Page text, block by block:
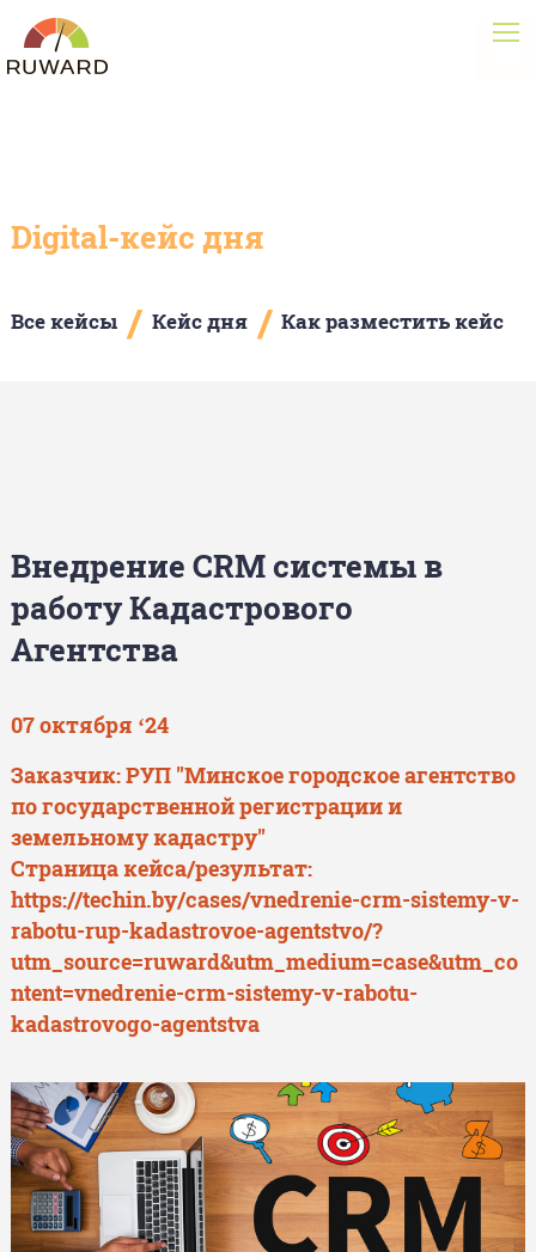
Digital-кейс дня
Все кейсы / Кейс дня / Как разместить кейс
Внедрение CRM системы в
работу Кадастрового
Агентства
07 октября ‘24
Заказчик: РУП "Минское городское агентство
по государственной регистрации и
земельному кадастру"
Страница кейса/результат:
https://techin.by/cases/vnedrenie-crm-sistemy-v-
rabotu-rup-kadastrovoe-agentstvo/?
utm_source=ruward&utm_medium=case&utm_co
ntent=vnedrenie-crm-sistemy-v-rabotu-
kadastrovogo-agentstva